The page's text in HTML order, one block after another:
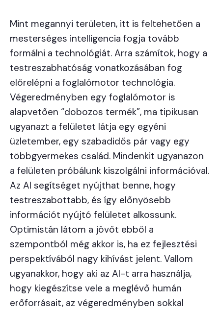
Mint megannyi területen, itt is feltehetően a
mesterséges intelligencia fogja tovább
formálni a technológiát. Arra számítok, hogy a
testreszabhatóság vonatkozásában fog
előrelépni a foglalómotor technológia.
Végeredményben egy foglalómotor is
alapvetően “dobozos termék”, ma tipikusan
ugyanazt a felületet látja egy egyéni
üzletember, egy szabadidős pár vagy egy
többgyermekes család. Mindenkit ugyanazon
a felületen próbálunk kiszolgálni információval.
Az AI segítséget nyújthat benne, hogy
testreszabottabb, és így előnyösebb
információt nyújtó felületet alkossunk.
Optimistán látom a jövőt ebből a
szempontból még akkor is, ha ez fejlesztési
perspektívából nagy kihívást jelent. Vallom
ugyanakkor, hogy aki az AI-t arra használja,
hogy kiegészítse vele a meglévő humán
erőforrásait, az végeredményben sokkal